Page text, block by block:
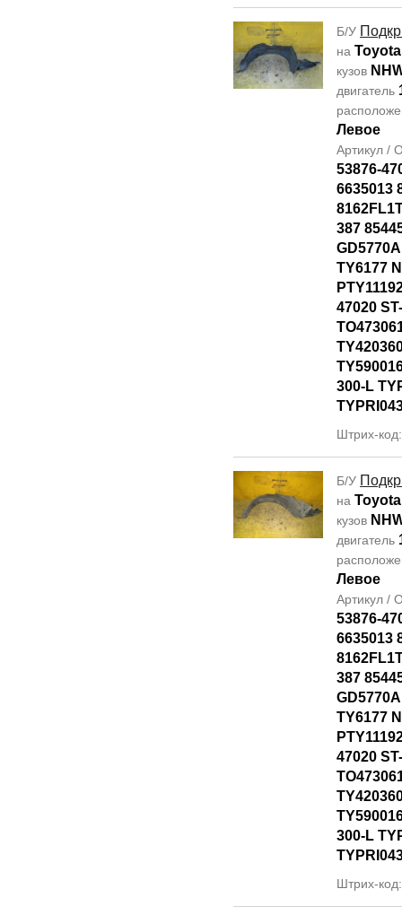
Б/У
на
кузов
двигатель
Левое
Артикул /
53876-
6635013
387
TY6177
47020
300-L
Штрих-
Б/У
на
кузов
двигатель
Левое
Артикул /
53876-
6635013
387
TY6177
47020
300-L
Штрих-